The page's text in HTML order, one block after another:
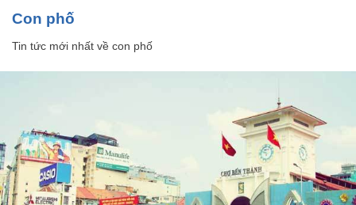
con phố
Tin tức mới nhất về con phố